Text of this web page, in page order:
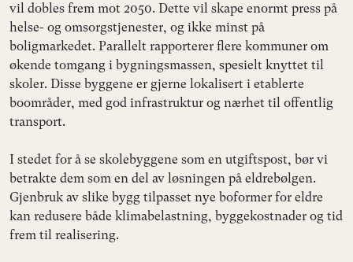
vil dobles frem mot 2050. Dette vil skape enormt press på
helse- og omsorgstjenester, og ikke minst på
boligmarkedet. Parallelt rapporterer flere kommuner om
økende tomgang i bygningsmassen, spesielt knyttet til
skoler. Disse byggene er gjerne lokalisert i etablerte
boområder, med god infrastruktur og nærhet til offentlig
transport.
I stedet for å se skolebyggene som en utgiftspost, bør vi
betrakte dem som en del av løsningen på eldrebølgen.
Gjenbruk av slike bygg tilpasset nye boformer for eldre
kan redusere både klimabelastning, byggekostnader og tid
frem til realisering.